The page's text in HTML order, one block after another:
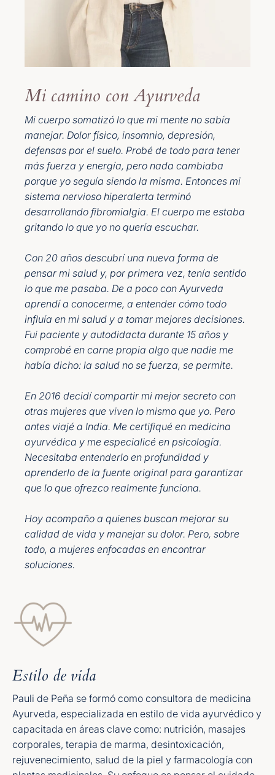
Mi camino con Ayurveda
Mi cuerpo somatizó lo que mi mente no sabía
manejar. Dolor físico, insomnio, depresión,
defensas por el suelo. Probé de todo para tener
más fuerza y energía, pero nada cambiaba
porque yo seguía siendo la misma. Entonces mi
sistema nervioso hiperalerta terminó
desarrollando fibromialgia. El cuerpo me estaba
gritando lo que yo no quería escuchar.
Con 20 años descubrí una nueva forma de
pensar mi salud y, por primera vez, tenía sentido
lo que me pasaba. De a poco con Ayurveda
aprendí a conocerme, a entender cómo todo
influía en mi salud y a tomar mejores decisiones.
Fui paciente y autodidacta durante 15 años y
comprobé en carne propia algo que nadie me
había dicho: la salud no se fuerza, se permite.
En 2016 decidí compartir mi mejor secreto con
otras mujeres que viven lo mismo que yo. Pero
antes viajé a India. Me certifiqué en medicina
ayurvédica y me especialicé en psicología.
Necesitaba entenderlo en profundidad y
aprenderlo de la fuente original para garantizar
que lo que ofrezco realmente funciona.
Hoy acompaño a quienes buscan mejorar su
calidad de vida y manejar su dolor. Pero, sobre
todo, a mujeres enfocadas en encontrar
soluciones.
Estilo de vida
Pauli de Peña se formó como consultora de medicina
Ayurveda, especializada en estilo de vida ayurvédico y
capacitada en áreas clave como: nutrición, masajes
corporales, terapia de marma, desintoxicación,
rejuvenecimiento, salud de la piel y farmacología con